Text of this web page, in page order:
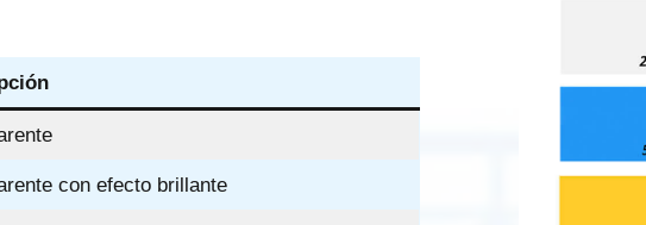
con efecto brillante